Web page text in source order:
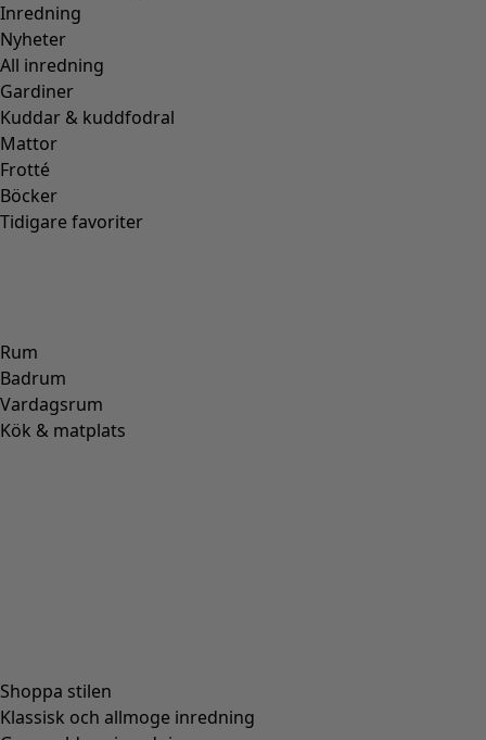
Inredning
Nyheter
All inredning
Gardiner
Kuddar & kuddfodral
Mattor
Frotté
Böcker
Tidigare favoriter
Rum
Badrum
Vardagsrum
Kök & matplats
Shoppa stilen
Klassisk och allmoge inredning